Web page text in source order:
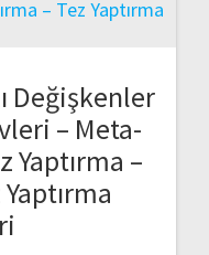
Değişkenler
– Meta-
Yaptırma –